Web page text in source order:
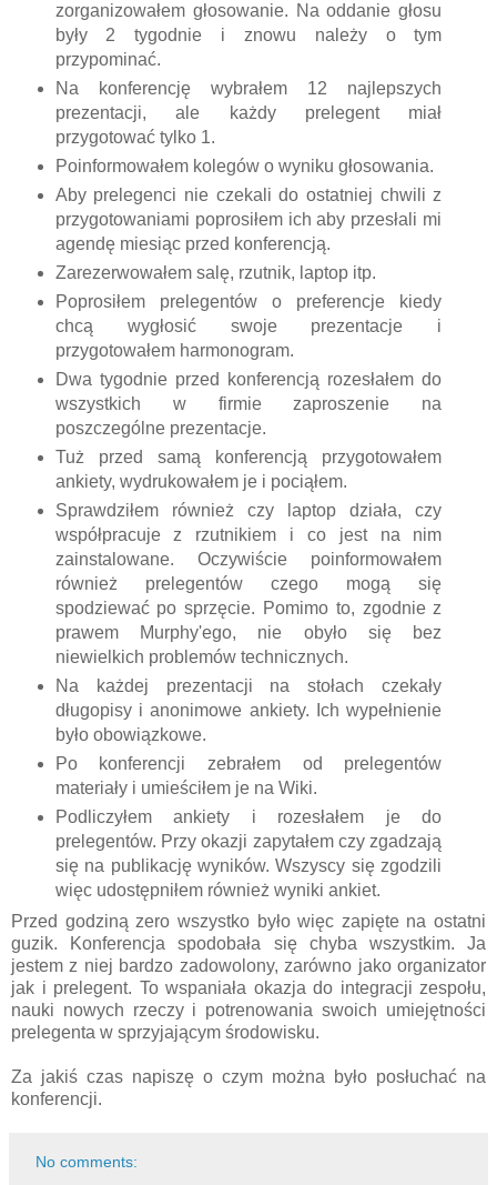
zorganizowałem głosowanie. Na oddanie głosu
były 2 tygodnie i znowu należy o tym
przypominać.
Na konferencję wybrałem 12 najlepszych
prezentacji, ale każdy prelegent miał
przygotować tylko 1.
Poinformowałem kolegów o wyniku głosowania.
Aby prelegenci nie czekali do ostatniej chwili z
przygotowaniami poprosiłem ich aby przesłali mi
agendę miesiąc przed konferencją.
Zarezerwowałem salę, rzutnik, laptop itp.
Poprosiłem prelegentów o preferencje kiedy
chcą wygłosić swoje prezentacje i
przygotowałem harmonogram.
Dwa tygodnie przed konferencją rozesłałem do
wszystkich w firmie zaproszenie na
poszczególne prezentacje.
Tuż przed samą konferencją przygotowałem
ankiety, wydrukowałem je i pociąłem.
Sprawdziłem również czy laptop działa, czy
współpracuje z rzutnikiem i co jest na nim
zainstalowane. Oczywiście poinformowałem
również prelegentów czego mogą się
spodziewać po sprzęcie. Pomimo to, zgodnie z
prawem Murphy'ego, nie obyło się bez
niewielkich problemów technicznych.
Na każdej prezentacji na stołach czekały
długopisy i anonimowe ankiety. Ich wypełnienie
było obowiązkowe.
Po konferencji zebrałem od prelegentów
materiały i umieściłem je na Wiki.
Podliczyłem ankiety i rozesłałem je do
prelegentów. Przy okazji zapytałem czy zgadzają
się na publikację wyników. Wszyscy się zgodzili
więc udostępniłem również wyniki ankiet.
Przed godziną zero wszystko było więc zapięte na ostatni
guzik. Konferencja spodobała się chyba wszystkim. Ja
jestem z niej bardzo zadowolony, zarówno jako organizator
jak i prelegent. To wspaniała okazja do integracji zespołu,
nauki nowych rzeczy i potrenowania swoich umiejętności
prelegenta w sprzyjającym środowisku.
Za jakiś czas napiszę o czym można było posłuchać na
konferencji.
No comments: